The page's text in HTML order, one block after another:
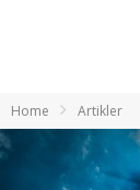
Home Artikler